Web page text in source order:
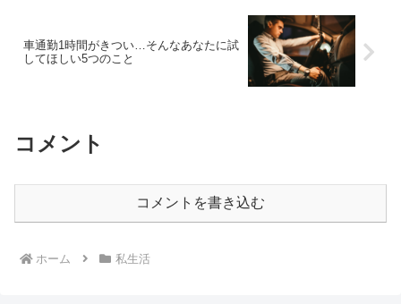
車通勤1時間がきつい…そんなあなたに試
してほしい5つのこと
コメント
コメントを書き込む
ホーム 私生活